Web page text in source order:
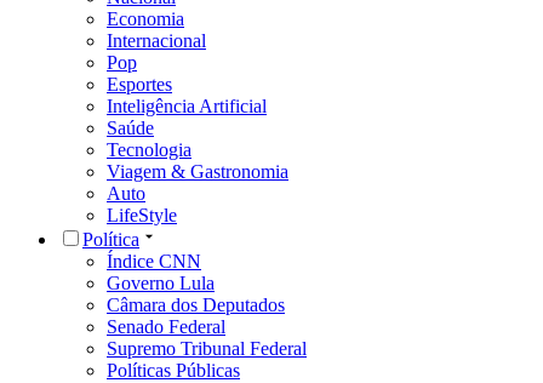
Economia
Internacional
Pop
Esportes
Inteligência Artificial
Saúde
Tecnologia
Viagem & Gastronomia
Auto
LifeStyle
Política
Índice CNN
Governo Lula
Câmara dos Deputados
Senado Federal
Supremo Tribunal Federal
Políticas Públicas